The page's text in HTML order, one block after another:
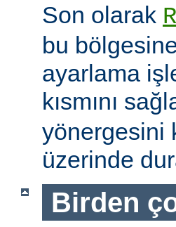
Son olarak
bu
ayarlama
kısmını
yönergesini
üzerinde
Birden